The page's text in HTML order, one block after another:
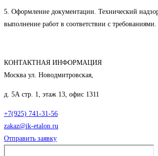
5. Оформление документации. Технический
выполнение работ в соответствии с требованиями.
КОНТАКТНАЯ ИНФОРМАЦИЯ
Москва ул. Новодмитровская,
д. 5А стр. 1, этаж 13, офис 1311
+7(925) 741-31-56
zakaz@ik-etalon.ru
Отправить заявку